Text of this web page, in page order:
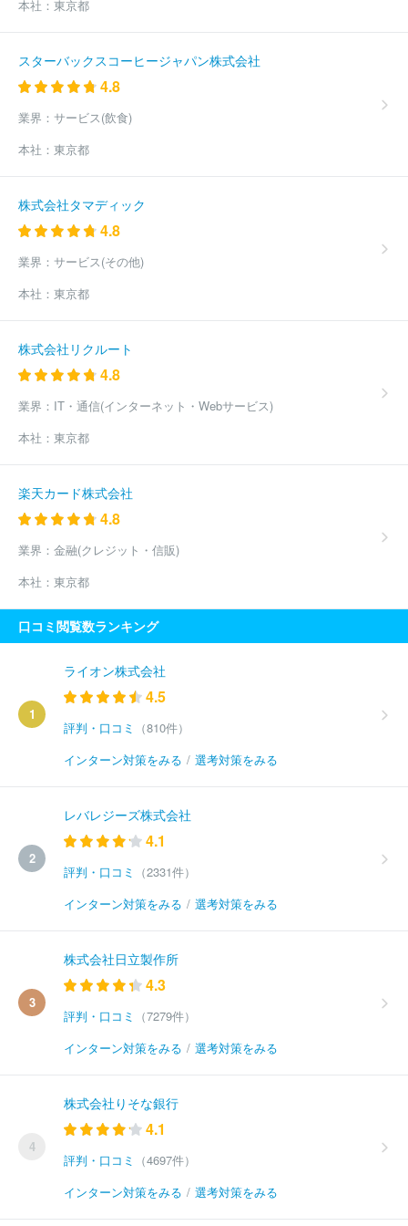
本社： 東京都
スターバックスコーヒージャパン株式会社
4.8
業界： サービス(飲食)
本社： 東京都
株式会社タマディック
4.8
業界： サービス(その他)
本社： 東京都
株式会社リクルート
4.8
業界： IT・通信(インターネット・Webサービス)
本社： 東京都
楽天カード株式会社
4.8
業界： 金融(クレジット・信販)
本社： 東京都
口コミ閲覧数ランキング
1
ライオン株式会社
4.5
評判・口コミ
（810件）
インターン対策をみる / 選考対策をみる
2
レバレジーズ株式会社
4.1
評判・口コミ
（2331件）
インターン対策をみる / 選考対策をみる
3
株式会社日立製作所
4.3
評判・口コミ
（7279件）
インターン対策をみる / 選考対策をみる
4
株式会社りそな銀行
4.1
評判・口コミ
（4697件）
インターン対策をみる / 選考対策をみる